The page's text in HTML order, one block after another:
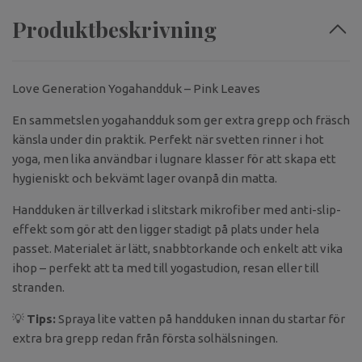
Produktbeskrivning
Love Generation Yogahandduk – Pink Leaves
En sammetslen yogahandduk som ger extra grepp och fräsch
känsla under din praktik. Perfekt när svetten rinner i hot
yoga, men lika användbar i lugnare klasser för att skapa ett
hygieniskt och bekvämt lager ovanpå din matta.
Handduken är tillverkad i slitstark mikrofiber med anti-slip-
effekt som gör att den ligger stadigt på plats under hela
passet. Materialet är lätt, snabbtorkande och enkelt att vika
ihop – perfekt att ta med till yogastudion, resan eller till
stranden.
💡 Tips: Spraya lite vatten på handduken innan du startar för
extra bra grepp redan från första solhälsningen.